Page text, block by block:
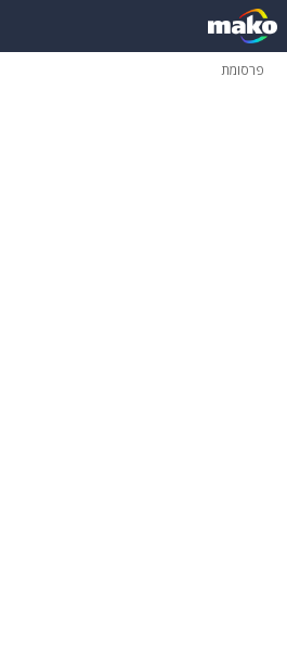
פרסומת